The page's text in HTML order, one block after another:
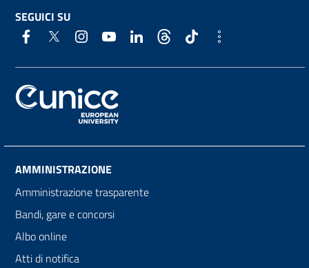
SEGUICI SU
AMMINISTRAZIONE
Amministrazione trasparente
Bandi, gare e concorsi
Albo online
Atti di notifica